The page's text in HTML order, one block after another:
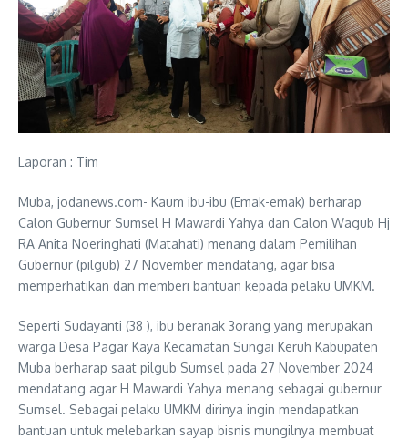
Laporan : Tim
Muba, jodanews.com- Kaum ibu-ibu (Emak-emak) berharap
Calon Gubernur Sumsel H Mawardi Yahya dan Calon Wagub Hj
RA Anita Noeringhati (Matahati) menang dalam Pemilihan
Gubernur (pilgub) 27 November mendatang, agar bisa
memperhatikan dan memberi bantuan kepada pelaku UMKM.
Seperti Sudayanti (38 ), ibu beranak 3orang yang merupakan
warga Desa Pagar Kaya Kecamatan Sungai Keruh Kabupaten
Muba berharap saat pilgub Sumsel pada 27 November 2024
mendatang agar H Mawardi Yahya menang sebagai gubernur
Sumsel. Sebagai pelaku UMKM dirinya ingin mendapatkan
bantuan untuk melebarkan sayap bisnis mungilnya membuat